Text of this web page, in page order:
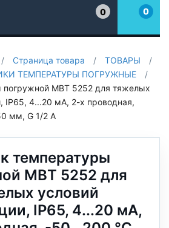
0
0
/ Страница товара / ТОВАРЫ
/
ТЕМПЕРАТУРЫ ПОГРУЖНЫЕ
/
погружной MBT 5252 для тяжелых
IP65, 4...20 мА, 2-х проводная,
мм, G 1/2 А
температуры
MBT 5252 для
условий
IP65, 4...20 мА,